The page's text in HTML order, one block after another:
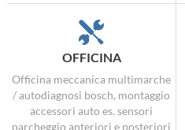
OFFICINA
Officina meccanica multimarche
/ autodiagnosi bosch, montaggio
accessori auto es. sensori
parcheggio anteriori e posteriori